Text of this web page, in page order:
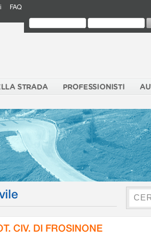
FAQ
STRADA PROFESSIONISTI
CIV. DI FROSINONE